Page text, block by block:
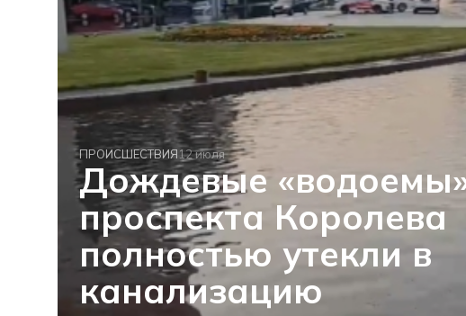
ПРОИСШЕСТВИЯ12 июля
Дождевые
проспекта Королева
полностью утекли в
канализацию